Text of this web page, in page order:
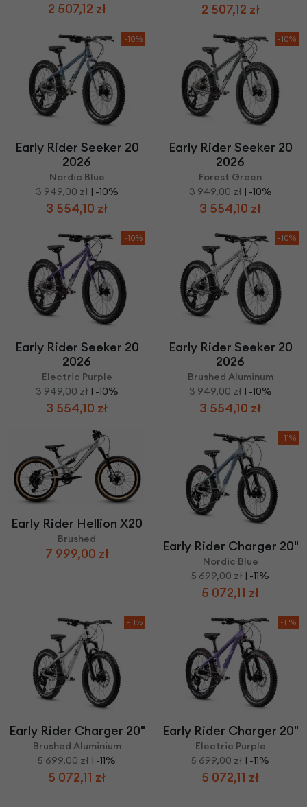
2 507,12 zł 2 507,12 zł
-10%
Early Rider Seeker 20
2026
Nordic Blue
3 949,00 zł | -10%
3 554,10 zł
-10%
Early Rider Seeker 20
2026
Forest Green
3 949,00 zł | -10%
3 554,10 zł
-10%
Early Rider Seeker 20
2026
Electric Purple
3 949,00 zł | -10%
3 554,10 zł
-10%
Early Rider Seeker 20
2026
Brushed Aluminum
3 949,00 zł | -10%
3 554,10 zł
Early Rider Hellion X20
Brushed
7 999,00 zł
-11%
Early Rider Charger 20"
Nordic Blue
5 699,00 zł | -11%
5 072,11 zł
-11%
Early Rider Charger 20"
Brushed Aluminium
5 699,00 zł | -11%
5 072,11 zł
-11%
Early Rider Charger 20"
Electric Purple
5 699,00 zł | -11%
5 072,11 zł